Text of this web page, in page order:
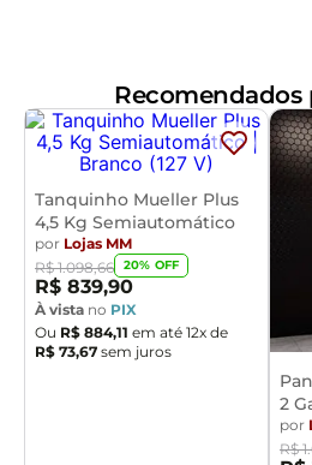
Recomendados
Tanquinho Mueller Plus
4,5 Kg Semiautomático
por Lojas MM
R$ 1.098,66 20% OFF
R$ 839,90
À vista no PIX
Ou R$ 884,11 em até 12x de
R$ 73,67 sem juros
2
por
R$ 1.